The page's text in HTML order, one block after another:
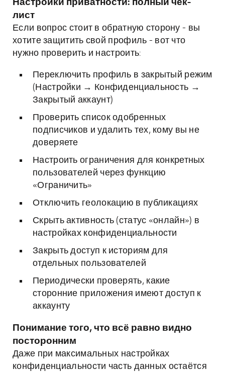
Настройки приватности: полный чек-
лист
Если вопрос стоит в обратную сторону - вы
хотите защитить свой профиль - вот что
нужно проверить и настроить:
Переключить профиль в закрытый режим
(Настройки → Конфиденциальность →
Закрытый аккаунт)
Проверить список одобренных
подписчиков и удалить тех, кому вы не
доверяете
Настроить ограничения для конкретных
пользователей через функцию
«Ограничить»
Отключить геолокацию в публикациях
Скрыть активность (статус «онлайн») в
настройках конфиденциальности
Закрыть доступ к историям для
отдельных пользователей
Периодически проверять, какие
сторонние приложения имеют доступ к
аккаунту
Понимание того, что всё равно видно
посторонним
Даже при максимальных настройках
конфиденциальности часть данных остаётся